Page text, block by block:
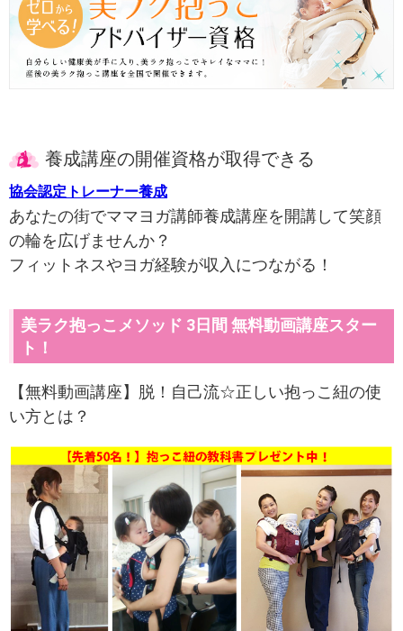
養成講座の開催資格が取得できる
協会認定トレーナー養成
あなたの街でママヨガ講師養成講座を開講して笑顔
の輪を広げませんか？
フィットネスやヨガ経験が収入につながる！
美ラク抱っこメソッド 3日間 無料動画講座スター
ト！
【無料動画講座】脱！自己流☆正しい抱っこ紐の使
い方とは？